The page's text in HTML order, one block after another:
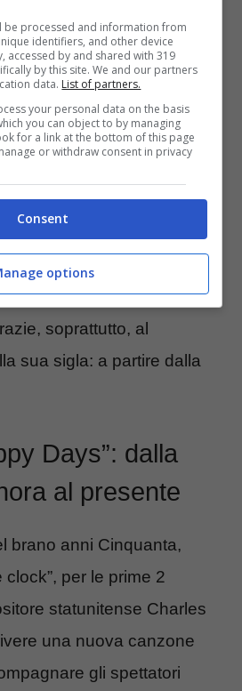
dello show. Ma
sopravvissute.
pellel’ha conservata
seconda, invece, fa parte
un museo di Washington.
Days” rimanga ben
“Fantaghirò”
riuscita a conquistare i
soprattutto, al
sua sigla: a partire dalla
Days”: dalla
al presente
brano anni Cinquanta,
clock”, per le prime 2
statunitense Charles
una nuova canzone
gli spettatori
be processed and information from
identifiers, and other device
accessed by and shared with 319
by this site. We and our partners
data. List of partners.
your personal data on the basis
you can object to by managing
for a link at the bottom of this page
or withdraw consent in privacy
Consent
options